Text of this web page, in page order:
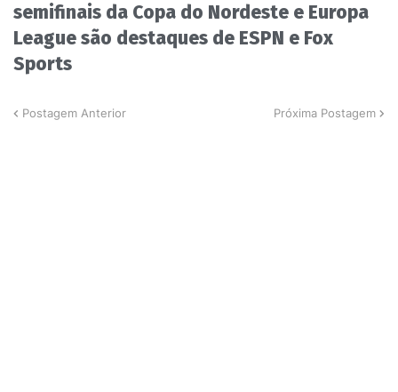
semifinais da Copa do Nordeste e Europa
League são destaques de ESPN e Fox
Sports
Postagem Anterior Próxima Postagem